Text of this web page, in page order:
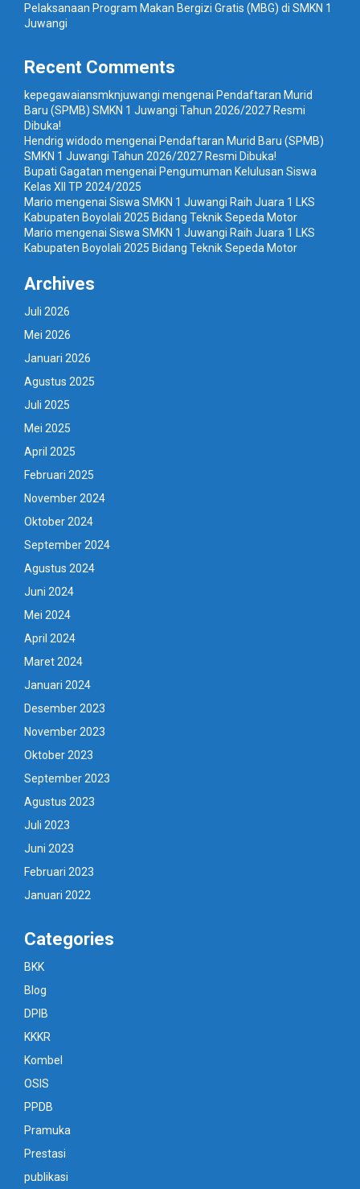
Pelaksanaan Program Makan Bergizi Gratis (MBG) di SMKN 1
Juwangi
Recent Comments
kepegawaiansmknjuwangi mengenai Pendaftaran Murid
Baru (SPMB) SMKN 1 Juwangi Tahun 2026/2027 Resmi
Dibuka!
Hendrig widodo mengenai Pendaftaran Murid Baru (SPMB)
SMKN 1 Juwangi Tahun 2026/2027 Resmi Dibuka!
Bupati Gagatan mengenai Pengumuman Kelulusan Siswa
Kelas XII TP 2024/2025
Mario mengenai Siswa SMKN 1 Juwangi Raih Juara 1 LKS
Kabupaten Boyolali 2025 Bidang Teknik Sepeda Motor
Mario mengenai Siswa SMKN 1 Juwangi Raih Juara 1 LKS
Kabupaten Boyolali 2025 Bidang Teknik Sepeda Motor
Archives
Juli 2026
Mei 2026
Januari 2026
Agustus 2025
Juli 2025
Mei 2025
April 2025
Februari 2025
November 2024
Oktober 2024
September 2024
Agustus 2024
Juni 2024
Mei 2024
April 2024
Maret 2024
Januari 2024
Desember 2023
November 2023
Oktober 2023
September 2023
Agustus 2023
Juli 2023
Juni 2023
Februari 2023
Januari 2022
Categories
BKK
Blog
DPIB
KKKR
Kombel
OSIS
PPDB
Pramuka
Prestasi
publikasi